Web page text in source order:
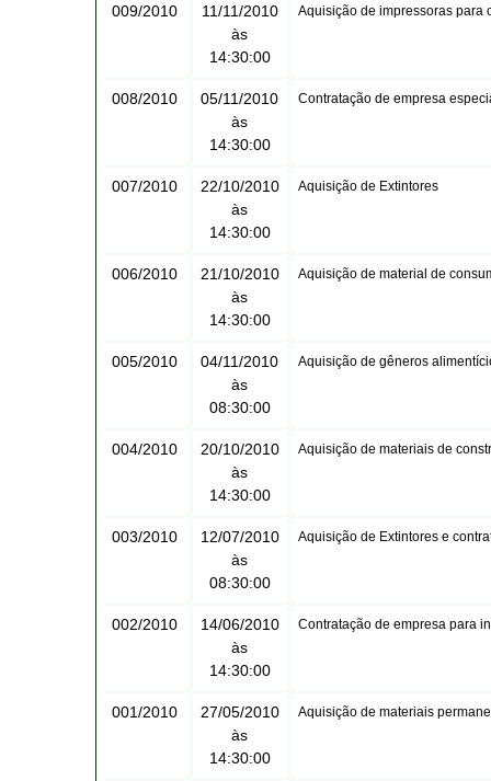
009/2010
11/11/2010
às
14:30:00
Aquisição de impressoras para
008/2010
05/11/2010
às
14:30:00
Contratação de empresa
007/2010
22/10/2010
às
14:30:00
Aquisição de Extintores
006/2010
21/10/2010
às
14:30:00
Aquisição de material de
005/2010
04/11/2010
às
08:30:00
Aquisição de gêneros
004/2010
20/10/2010
às
14:30:00
Aquisição de materiais de
003/2010
12/07/2010
às
08:30:00
Aquisição de Extintores e
002/2010
14/06/2010
às
14:30:00
Contratação de empresa para
001/2010
27/05/2010
às
14:30:00
Aquisição de materiais